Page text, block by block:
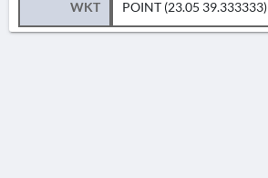
WKT POINT (23.05 39.333333)